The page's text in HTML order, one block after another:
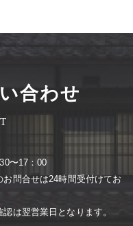
合わせ
〜17：00
問合せは24時間受付けてお
は翌営業⽇となります。